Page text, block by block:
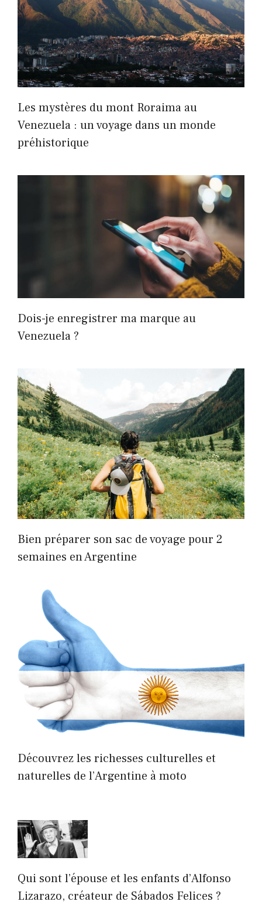
Les mystères du mont Roraima au
Venezuela : un voyage dans un monde
préhistorique
Dois-je enregistrer ma marque au
Venezuela ?
Bien préparer son sac de voyage pour 2
semaines en Argentine
Découvrez les richesses culturelles et
naturelles de l’Argentine à moto
Qui sont l’épouse et les enfants d’Alfonso
Lizarazo, créateur de Sábados Felices ?